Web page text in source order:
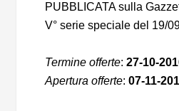
PUBBLICATA sulla
V° serie speciale del 19/
Termine offerte:27-10-
Apertura offerte:07-11-